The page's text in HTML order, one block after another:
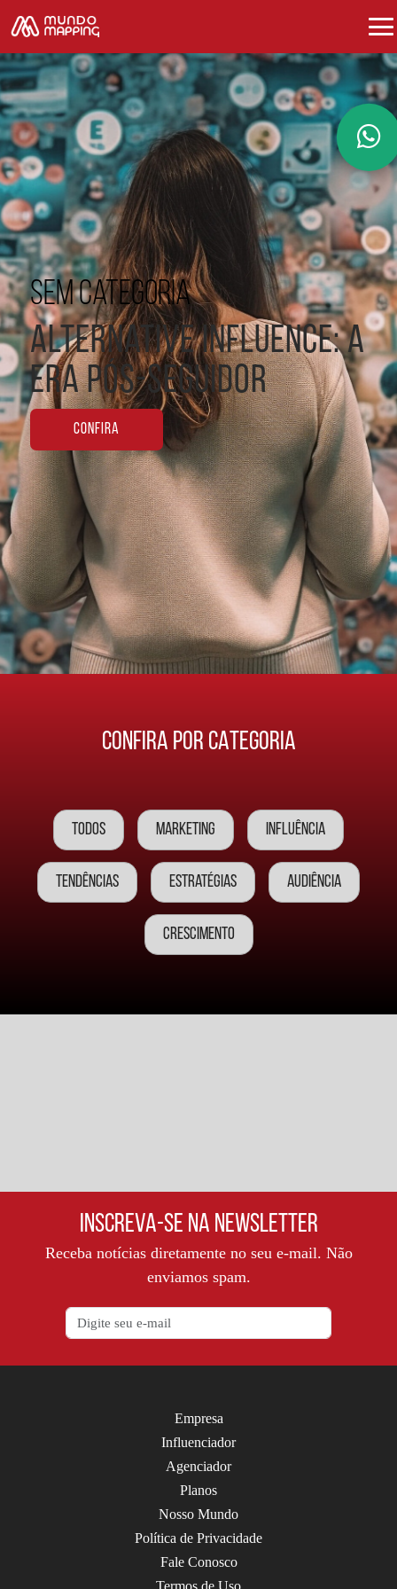
Sem categoria
Alternative Influence: a
era pós-seguidor
CONFIRA
CONFIRA POR CATEGORIA
Todos Marketing Influência
Tendências Estratégias Audiência
Crescimento
INSCREVA-SE NA NEWSLETTER
Receba notícias diretamente no seu e-mail. Não
enviamos spam.
Empresa
Influenciador
Agenciador
Planos
Nosso Mundo
Política de Privacidade
Fale Conosco